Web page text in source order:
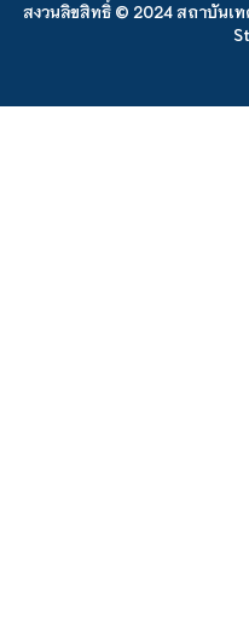
สงวนลิขสิทธิ์ © 2024 สถาบันเท